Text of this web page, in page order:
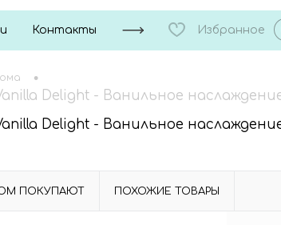
Контакты Избранное
•
Delight - Ванильное
Delight - Ванильное
ПОКУПАЮТ ПОХОЖИЕ ТОВАРЫ